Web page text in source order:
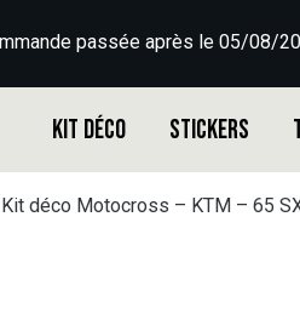
passée après le 05/08/
Kit déco Stickers
Kit déco Motocross – KTM – 65